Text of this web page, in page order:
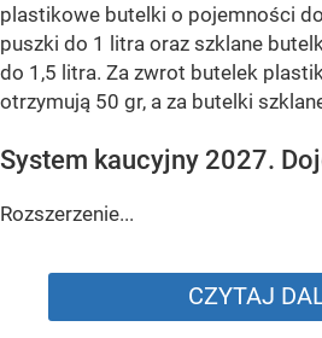
plastikowe butelki o pojemności
puszki do 1 litra oraz szklane
do 1,5 litra. Za zwrot butelek
otrzymują 50 gr, a za butelki
System kaucyjny 2027.
Rozszerzenie...
CZYTAJ